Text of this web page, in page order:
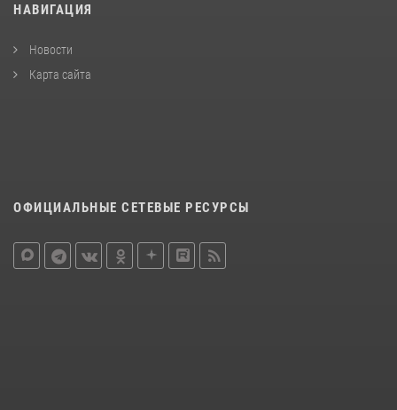
НАВИГАЦИЯ
Новости
Карта сайта
ОФИЦИАЛЬНЫЕ СЕТЕВЫЕ РЕСУРСЫ